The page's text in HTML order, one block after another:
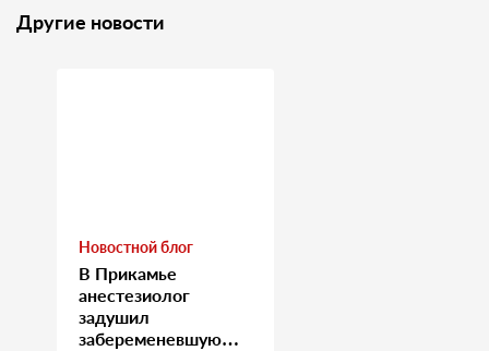
Другие новости
Новостной блог
В Прикамье
анестезиолог
задушил
забеременевшую